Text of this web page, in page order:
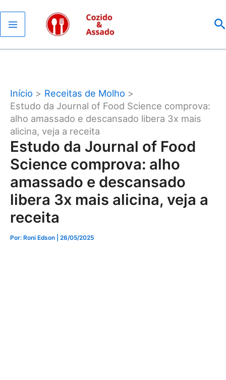
para
o
conteúdo
Início
Receitas de Molho
Estudo da Journal of Food Science comprova:
alho amassado e descansado libera 3x mais
alicina, veja a receita
Estudo da Journal of Food
Science comprova: alho
amassado e descansado
libera 3x mais alicina, veja a
receita
Por: Roni Edson | 26/05/2025